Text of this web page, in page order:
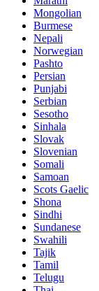
Mongolian
Burmese
Nepali
Norwegian
Pashto
Persian
Punjabi
Serbian
Sesotho
Sinhala
Slovak
Slovenian
Somali
Samoan
Scots Gaelic
Shona
Sindhi
Sundanese
Swahili
Tajik
Tamil
Telugu